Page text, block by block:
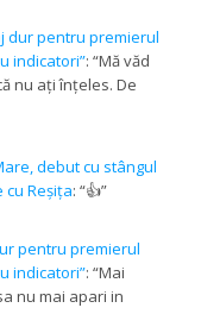
dur pentru premierul
indicatori”: “Mă văd
nu ați înțeles. De
debut cu stângul
cu Reșița: “👍”
pentru premierul
indicatori”: “Mai
nu mai apari in